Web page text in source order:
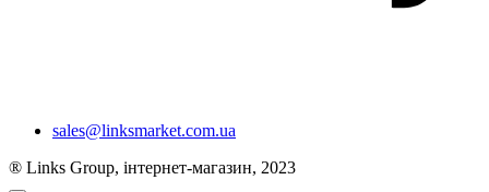
sales@linksmarket.com.ua
® Links Group, інтернет-магазин, 2023